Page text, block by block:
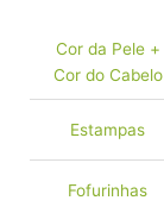
Cor da Pele +
Cor do Cabelo
Estampas
Fofurinhas
Maternidade
Capuz